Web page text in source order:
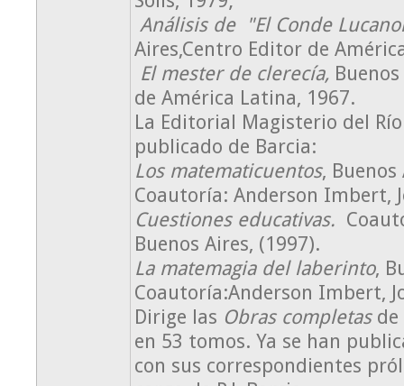
Análisis de "El Conde
Aires,Centro Editor de
El mester de clerecía,
de América Latina, 1967.
La Editorial Magisterio del
publicado de Barcia:
Los matematicuentos, Buenos
Coautoría: Anderson Imbert,
Cuestiones educativas.
Buenos Aires, (1997).
La matemagia del laberinto,
Coautoría:Anderson Imbert,
Dirige las Obras completasde
en 53 tomos. Ya se han
con sus correspondientes